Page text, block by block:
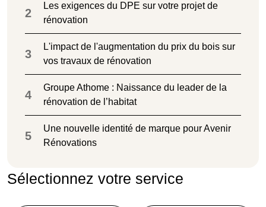
2
Les exigences du DPE sur votre projet de
rénovation
3
L'impact de l'augmentation du prix du bois sur
vos travaux de rénovation
4
Groupe Athome : Naissance du leader de la
rénovation de l’habitat
5
Une nouvelle identité de marque pour Avenir
Rénovations
Sélectionnez votre service